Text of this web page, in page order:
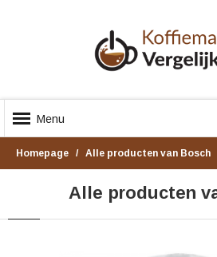
Menu
Homepage Alle producten van Bosch
Alle producten